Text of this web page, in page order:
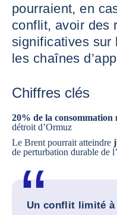
pourraient, en
conflit, avoir des
significatives sur
les chaînes
Chiffres clés
20% de la consommation
détroit d’Ormuz
Le Brent pourrait atteindre
de perturbation durable de
Un conflit limité